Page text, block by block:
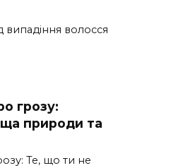
випадіння волосся
грозу:
природи та
Те, що ти не